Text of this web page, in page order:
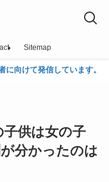
Sitemap
ています。
供は女の子
分かったのは